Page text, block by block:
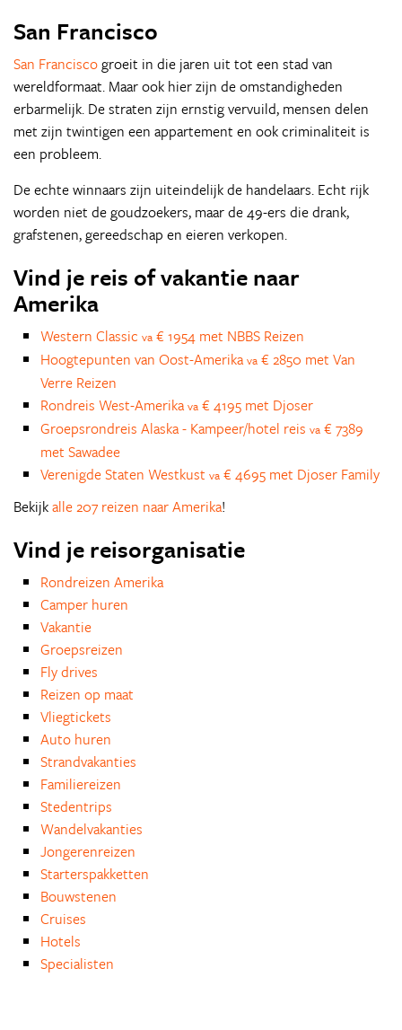
San Francisco
San Franciscogroeit in die jaren uit tot een stad van
wereldformaat. Maar ook hier zijn de omstandigheden
erbarmelijk. De straten zijn ernstig vervuild, mensen delen
met zijn twintigen een appartement en ook criminaliteit is
een probleem.
De echte winnaars zijn uiteindelijk de handelaars. Echt rijk
worden niet de goudzoekers, maar de 49-ers die drank,
grafstenen, gereedschap en eieren verkopen.
Vind je reis of vakantie naar
Amerika
Western Classic va € 1954 met NBBS Reizen
Hoogtepunten van Oost-Amerika va € 2850 met Van
Verre Reizen
Rondreis West-Amerika va € 4195 met Djoser
Groepsrondreis Alaska - Kampeer/hotel reis va € 7389
met Sawadee
Verenigde Staten Westkust va € 4695 met Djoser Family
Bekijkalle 207 reizen naar Amerika!
Vind je reisorganisatie
Rondreizen Amerika
Camper huren
Vakantie
Groepsreizen
Fly drives
Reizen op maat
Vliegtickets
Auto huren
Strandvakanties
Familiereizen
Stedentrips
Wandelvakanties
Jongerenreizen
Starterspakketten
Bouwstenen
Cruises
Hotels
Specialisten